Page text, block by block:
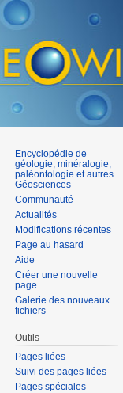
Encyclopédie de
géologie, minéralogie,
paléontologie et autres
Géosciences
Communauté
Actualités
Modifications récentes
Page au hasard
Aide
Créer une nouvelle
page
Galerie des nouveaux
fichiers
Outils
Pages liées
Suivi des pages liées
Pages spéciales